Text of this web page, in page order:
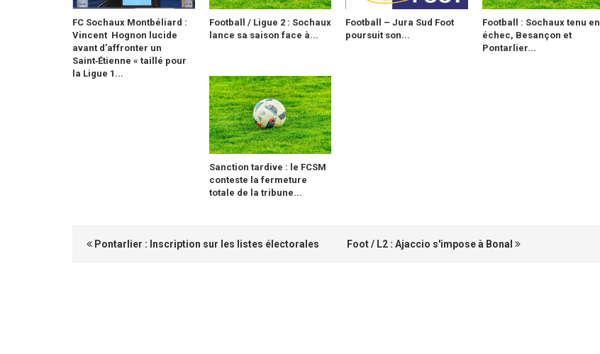
FC Sochaux Montbéliard :
Vincent Hognon lucide
avant d’affronter un
Saint‑Étienne « taillé pour
la Ligue 1...
Football / Ligue 2 : Sochaux
lance sa saison face à...
Football – Jura Sud Foot
poursuit son...
Football : Sochaux tenu en
échec, Besançon et
Pontarlier...
Sanction tardive : le FCSM
conteste la fermeture
totale de la tribune...
Pontarlier : Inscription sur les listes électorales Foot / L2 : Ajaccio s'impose à Bonal